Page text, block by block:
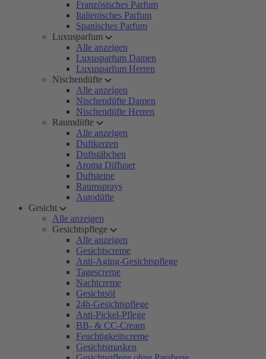
Französisches Parfum
Italienisches Parfum
Spanisches Parfum
Luxusparfum
Alle anzeigen
Luxusparfum Damen
Luxusparfum Herren
Nischendüfte
Alle anzeigen
Nischendüfte Damen
Nischendüfte Herren
Raumdüfte
Alle anzeigen
Duftkerzen
Duftstäbchen
Aroma Diffuser
Duftsteine
Raumsprays
Autodüfte
Gesicht
Alle anzeigen
Gesichtspflege
Alle anzeigen
Gesichtscreme
Anti-Aging-Gesichtspflege
Tagescreme
Nachtcreme
Gesichtsöl
24h-Gesichtspflege
Anti-Pickel-Pflege
BB- & CC-Cream
Feuchtigkeitscreme
Gesichtsmasken